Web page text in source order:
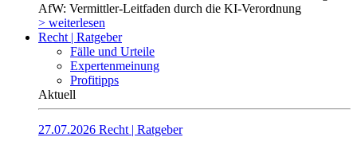
AfW: Vermittler-Leitfaden durch die KI-Verordnung
> weiterlesen
Recht | Ratgeber
Fälle und Urteile
Expertenmeinung
Profitipps
Aktuell
27.07.2026 Recht | Ratgeber